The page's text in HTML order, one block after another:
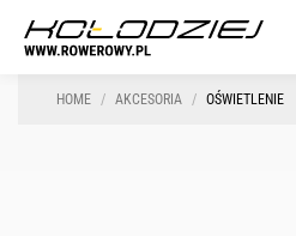
HOME AKCESORIA OŚWIETLENIE